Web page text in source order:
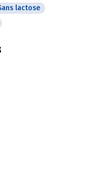
lactose